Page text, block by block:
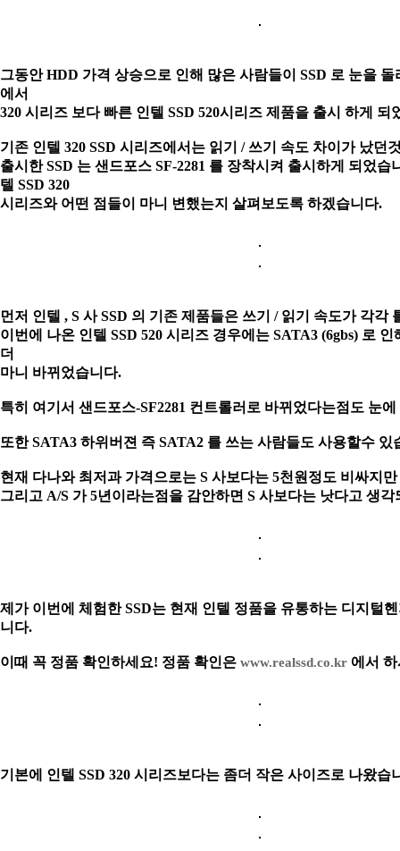
그동안 HDD 가격 상승으로 인해 많은 사람들이 SSD 로 눈을 돌
에서
320 시리즈 보다 빠른 인텔 SSD 520시리즈 제품을 출시 하게 되
기존 인텔 320 SSD 시리즈에서는 읽기 / 쓰기 속도 차이가 났던
출시한 SSD 는 샌드포스 SF-2281 를 장착시켜 출시하게 되었습
텔 SSD 320
시리즈와 어떤 점들이 마니 변했는지 살펴보도록 하겠습니다.
먼저 인텔 , S 사 SSD 의 기존 제품들은 쓰기 / 읽기 속도가 각각
이번에 나온 인텔 SSD 520 시리즈 경우에는 SATA3 (6gbs) 로
더
마니 바뀌었습니다.
특히 여기서 샌드포스-SF2281 컨트롤러로 바뀌었다는점도 눈
또한 SATA3 하위버젼 즉 SATA2 를 쓰는 사람들도 사용할수 있
현재 다나와 최저과 가격으로는 S 사보다는 5천원정도 비싸지
그리고 A/S 가 5년이라는점을 감안하면 S 사보다는 낫다고 생각
제가 이번에 체험한 SSD는 현재 인텔 정품을 유통하는 디지털
니다.
이때 꼭 정품 확인하세요! 정품 확인은 www.realssd.co.kr 에서
기본에 인텔 SSD 320 시리즈보다는 좀더 작은 사이즈로 나왔습